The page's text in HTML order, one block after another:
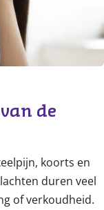
de
koorts en
duren veel
of verkoudheid.